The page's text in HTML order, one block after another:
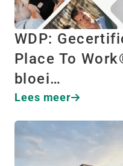
WDP:
Place To
bloei…
Lees meer